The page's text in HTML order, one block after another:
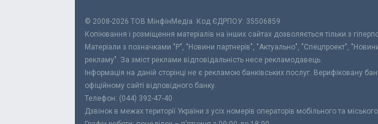
© 2008-2026 ТОВ МiнфiнМедiа. Код ЄДРПОУ: 35506859
Копіювання і розміщення матеріалів на інших сайтах дозволяється тільки з
Матеріали з позначками "Р", "Новини партнерів", "Актуально", "Спецпроект",
рекламу". За зміст реклами відповідальність несе рекламодавець.
Інформація на даній сторінці не є рекламою банківських послуг. Верифіковану
офіційному сайті відповідного банку.
Телефон: (044) 392-47-40
Дзвінок в межах території України з усіх номерів операторів мобільного та